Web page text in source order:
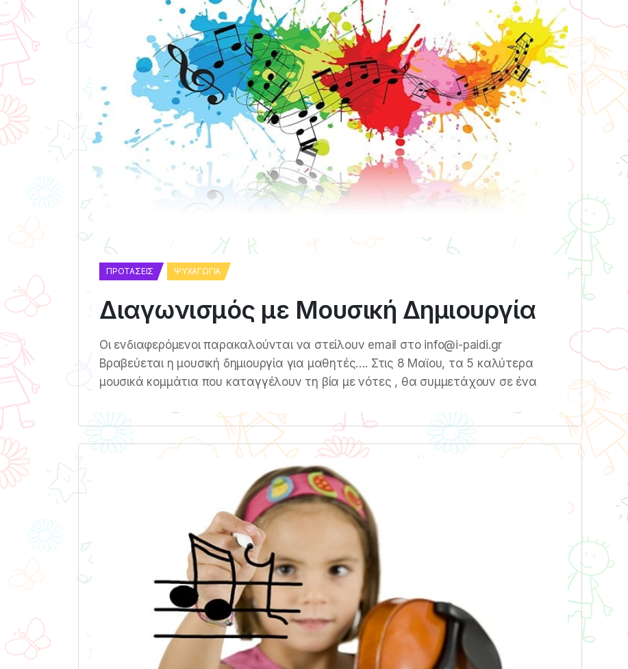
ΠΡΟΤΆΣΕΙΣ ΨΥΧΑΓΩΓΊΑ
Διαγωνισμός με Μουσική Δημιουργία
Οι ενδιαφερόμενοι παρακαλούνται να στείλουν email στο info@i-paidi.gr
Βραβεύεται η μουσική δημιουργία για μαθητές…. Στις 8 Μαϊου, τα 5 καλύτερα
μουσικά κομμάτια που καταγγέλουν τη βία με νότες , θα συμμετάχουν σε ένα